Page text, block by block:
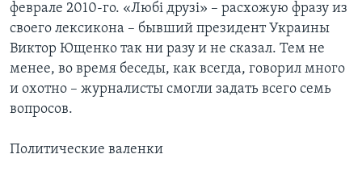
феврале 2010-го. «Любі друзі» – расхожую фразу из
своего лексикона – бывший президент Украины
Виктор Ющенко так ни разу и не сказал. Тем не
менее, во время беседы, как всегда, говорил много
и охотно – журналисты смогли задать всего семь
вопросов.
Политические валенки